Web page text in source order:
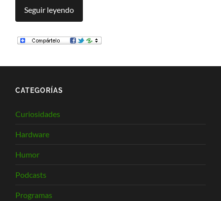
Seguir leyendo
CATEGORÍAS
Curiosidades
Hardware
Humor
Podcasts
Programas